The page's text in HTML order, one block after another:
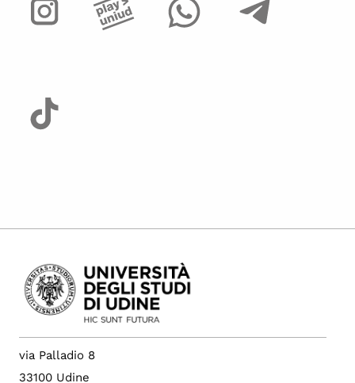
via Palladio 8
33100 Udine